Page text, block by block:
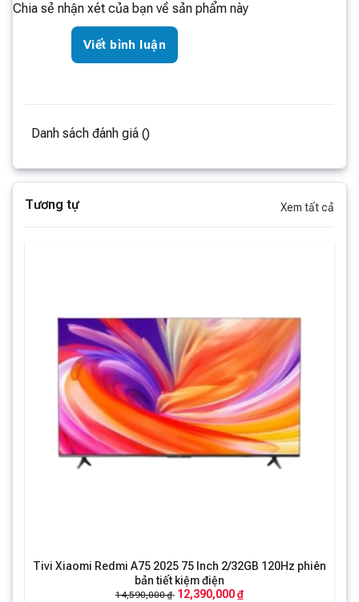
Chia sẻ nhận xét của bạn về sản phẩm này
Viết bình luận
Danh sách đánh giá ()
Tương tự Xem tất cả
Tivi Xiaomi Redmi A75 2025 75 Inch 2/32GB 120Hz phiên
bản tiết kiệm điện
14,590,000 ₫ 12,390,000 ₫